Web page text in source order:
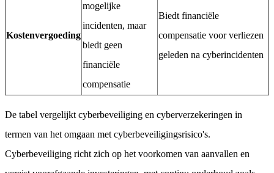
Kostenvergoeding
mogelijke
incidenten, maar
biedt geen
financiële
compensatie
Biedt financiële
compensatie voor verliezen
geleden na cyberincidenten
De tabel vergelijkt cyberbeveiliging en cyberverzekeringen in
termen van het omgaan met cyberbeveiligingsrisico's.
Cyberbeveiliging richt zich op het voorkomen van aanvallen en